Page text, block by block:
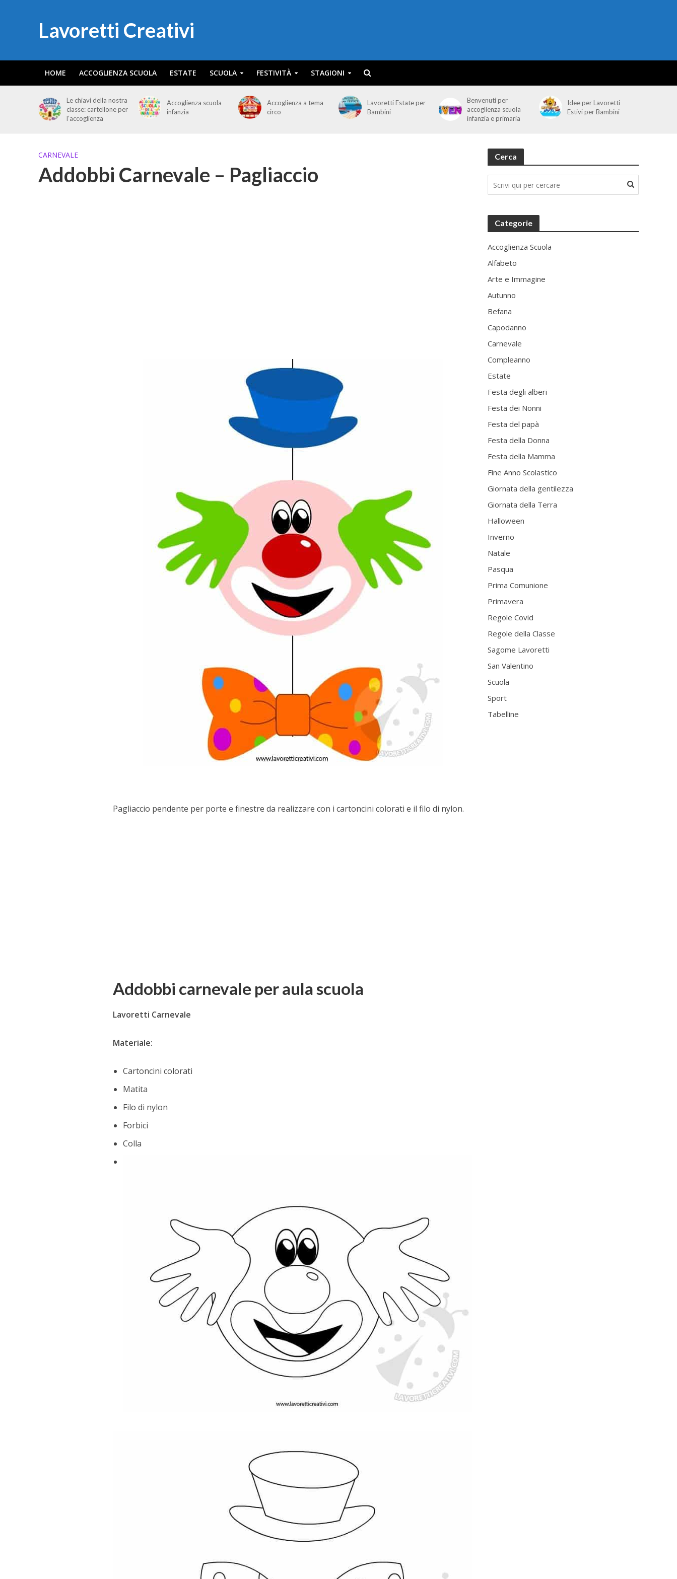
Lavoretti Creativi
HOME ACCOGLIENZA SCUOLA ESTATE SCUOLA FESTIVITÀ STAGIONI
Le chiavi della nostra
classe: cartellone per
l’accoglienza
Accoglienza scuola
infanzia
Accoglienza a tema
circo
Lavoretti Estate per
Bambini
Benvenuti per
accoglienza scuola
infanzia e primaria
Idee per Lavoretti
Estivi per Bambini
CARNEVALE
Addobbi Carnevale – Pagliaccio
Pagliaccio pendente per porte e finestre da realizzare con i cartoncini colorati e il filo di nylon.
Addobbi carnevale per aula scuola
Lavoretti Carnevale
Materiale:
Cartoncini colorati
Matita
Filo di nylon
Forbici
Colla
Cerca
Categorie
Accoglienza Scuola
Alfabeto
Arte e Immagine
Autunno
Befana
Capodanno
Carnevale
Compleanno
Estate
Festa degli alberi
Festa dei Nonni
Festa del papà
Festa della Donna
Festa della Mamma
Fine Anno Scolastico
Giornata della gentilezza
Giornata della Terra
Halloween
Inverno
Natale
Pasqua
Prima Comunione
Primavera
Regole Covid
Regole della Classe
Sagome Lavoretti
San Valentino
Scuola
Sport
Tabelline